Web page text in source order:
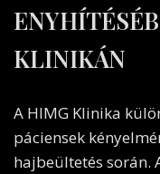
KLINIKÁN
A HIMG Klinika
páciensek
hajbeültetés során.